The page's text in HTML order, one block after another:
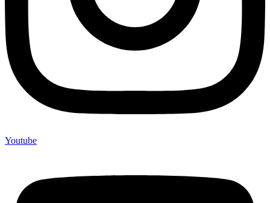
Youtube